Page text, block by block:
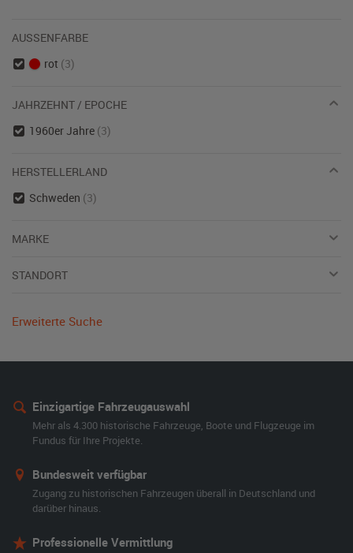
AUSSENFARBE
rot (3)
JAHRZEHNT / EPOCHE
1960er Jahre (3)
HERSTELLERLAND
Schweden (3)
MARKE
STANDORT
Erweiterte Suche
Einzigartige Fahrzeugauswahl
Mehr als 4.300 historische Fahrzeuge, Boote und Flugzeuge im
Fundus für Ihre Projekte.
Bundesweit verfügbar
Zugang zu historischen Fahrzeugen überall in Deutschland und
darüber hinaus.
Professionelle Vermittlung